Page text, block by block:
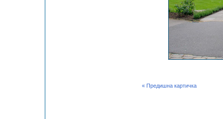
« Предишна картичка